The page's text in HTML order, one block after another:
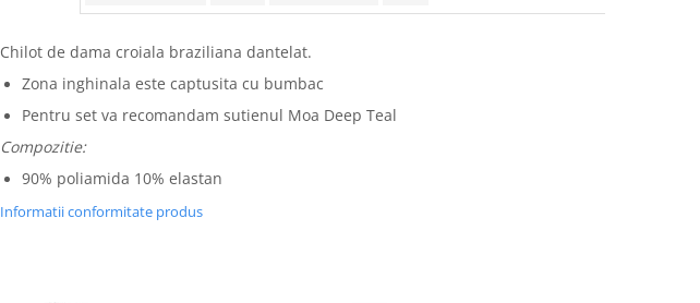
Chilot de dama croiala braziliana dantelat.
Zona inghinala este captusita cu bumbac
Pentru set va recomandam sutienul Moa Deep Teal
Compozitie:
90% poliamida 10% elastan
Informatii conformitate produs